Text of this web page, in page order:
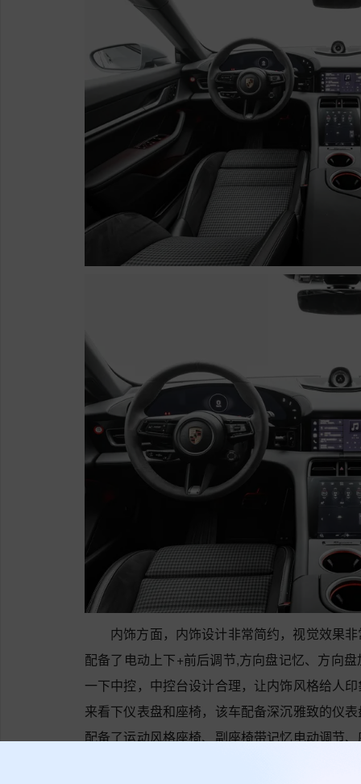
内饰方面，内饰设计非常简约，视觉效果
配备了电动上下+前后调节,方向盘记忆、方向
一下中控，中控台设计合理，让内饰风格给人
来看下仪表盘和座椅，该车配备深沉雅致的仪
配备了运动风格座椅、副座椅带记忆电动调节